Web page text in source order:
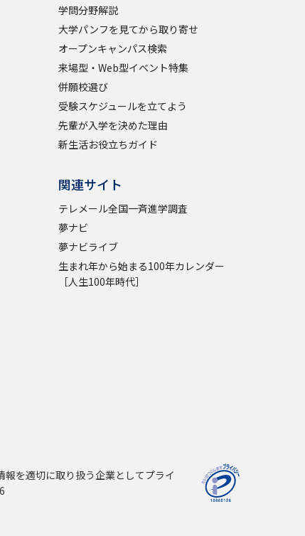
学問分野解説
大学パンフを見てから取り寄せ
オープンキャンパス検索
来場型・Web型イベント特集
併願校選び
受験スケジュールを立てよう
先輩が入学を決めた理由
新生活お役立ちガイド
関連サイト
テレメール全国一斉進学調査
夢ナビ
夢ナビライブ
生まれ年から始まる100年カレンダー
［人生100年時代］
を適切に取り扱う企業としてプライ